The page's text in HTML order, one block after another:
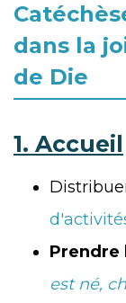
dans la
de Die
1. Accueil
Prendre
est né,